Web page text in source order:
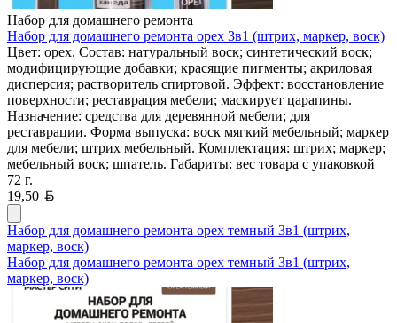
Набор для домашнего ремонта
Набор для домашнего ремонта орех 3в1 (штрих, маркер, воск)
Цвет: орех. Состав: натуральный воск; синтетический воск;
модифицирующие добавки; красящие пигменты; акриловая
дисперсия; растворитель спиртовой. Эффект: восстановление
поверхности; реставрация мебели; маскирует царапины.
Назначение: средства для деревянной мебели; для
реставрации. Форма выпуска: воск мягкий мебельный; маркер
для мебели; штрих мебельный. Комплектация: штрих; маркер;
мебельный воск; шпатель. Габариты: вес товара с упаковкой
72 г.
19,50
Набор для домашнего ремонта орех темный 3в1 (штрих,
маркер, воск)
Набор для домашнего ремонта орех темный 3в1 (штрих,
маркер, воск)